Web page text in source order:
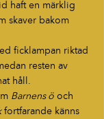
haft en märklig
skaver bakom
ficklampan riktad
resten av
håll.
Barnens ö och
fortfarande känns